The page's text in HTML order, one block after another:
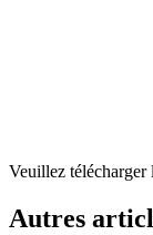
Veuillez télécharger
Autres